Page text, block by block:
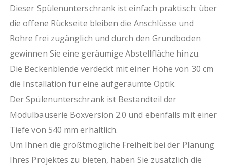
Planung
leicht zu reinigender Innenraum
optional erhältliche Sockelblende aus Edelstahl
umweltschonende Produktion durch Verzicht auf
Folierung
Dieser Spülenunterschrank ist einfach praktisch: über
die offene Rückseite bleiben die Anschlüsse und
Rohre frei zugänglich und durch den Grundboden
gewinnen Sie eine geräumige Abstellfläche hinzu.
Die Beckenblende verdeckt mit einer Höhe von 30 cm
die Installation für eine aufgeräumte Optik.
Der Spülenunterschrank ist Bestandteil der
Modulbauserie Boxversion 2.0 und ebenfalls mit einer
Tiefe von 540 mm erhältlich.
Um Ihnen die größtmögliche Freiheit bei der Planung
Ihres Projektes zu bieten, haben Sie zusätzlich die